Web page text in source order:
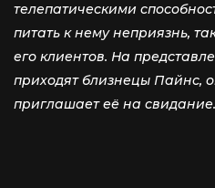
телепатическими
питать к нему неприязнь,
его клиентов. На
приходят близнецы Пайнс,
приглашает её на свидание.